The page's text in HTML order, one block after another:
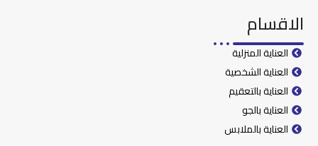
الاقسام
العناية المنزلية
العناية الشخصية
العناية بالتعقيم
العناية بالجو
العناية بالملابس